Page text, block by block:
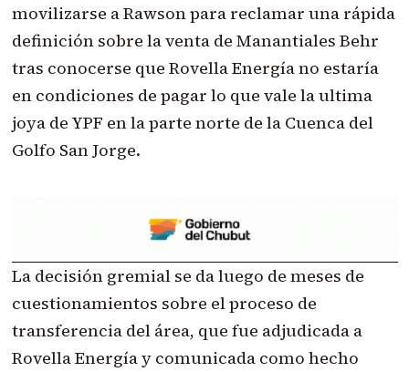
movilizarse a Rawson para reclamar una rápida
definición sobre la venta de Manantiales Behr
tras conocerse que Rovella Energía no estaría
en condiciones de pagar lo que vale la ultima
joya de YPF en la parte norte de la Cuenca del
Golfo San Jorge.
La decisión gremial se da luego de meses de
cuestionamientos sobre el proceso de
transferencia del área, que fue adjudicada a
Rovella Energía y comunicada como hecho